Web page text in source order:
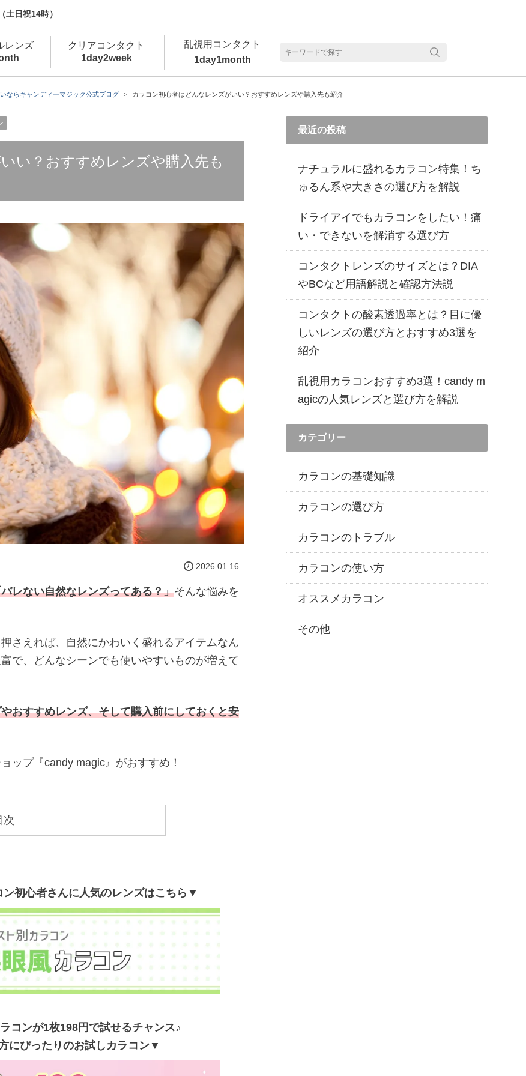
土日祝14時）
ならキャンディーマジック公式ブログ カラコン初心者はどんなレンズがいい？おすすめレンズや購入先も紹介
い？おすすめレンズや購入先も
2026.01.16
レない自然なレンズってある？」そんな悩みを
さえれば、自然にかわいく盛れるアイテムなん
で、どんなシーンでも使いやすいものが増えて
おすすめレンズ、そして購入前にしておくと安
ップ『candy magic』がおすすめ！
次
ン初心者さんに人気のレンズはこちら▼
コンが1枚198円で試せるチャンス♪
にぴったりのお試しカラコン▼
最近の投稿
ナチュラルに盛れるカラコン特集！ち
ゅるん系や大きさの選び方を解説
ドライアイでもカラコンをしたい！痛
い・できないを解消する選び方
コンタクトレンズのサイズとは？DIA
やBCなど用語解説と確認方法説
コンタクトの酸素透過率とは？目に優
しいレンズの選び方とおすすめ3選を
紹介
乱視用カラコンおすすめ3選！candy m
agicの人気レンズと選び方を解説
カテゴリー
カラコンの基礎知識
カラコンの選び方
カラコンのトラブル
カラコンの使い方
オススメカラコン
その他
レンズ
クリアコンタクト
1day2week
乱視用コンタクト
1day1month
カラコン・サークルレンズ 1day 商品一覧を見る
乱視用カラコン 1day商品一覧を見る
カラコン・サークルレンズ 2week商品一覧を見る
カラコン・サークルレンズ 1month商品一覧を見る
クリアコンタクトレンズ 1day 商品一覧を見る 乱視用カラコン 1day商品一覧を見る
クリアコンタクトレンズ 2week 商品一覧を見る
乱視用カラコン 1day商品一覧を見る
乱視用カラコン 1month商品一覧を見る